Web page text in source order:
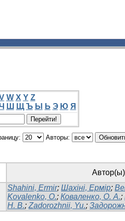
W X Y Z
Ш Щ Ъ Ы Ь Э Ю Я
Авторы:
Автор(ы)
Shahini, Ermir; Шахіні, Ермір;
Kovalenko, O.; Коваленко, О. А.;
Н. В.; Zadorozhnii, Yu.;